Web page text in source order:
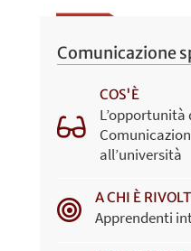
Comunicazione
COS'È
all’università
A CHI È
Apprendenti